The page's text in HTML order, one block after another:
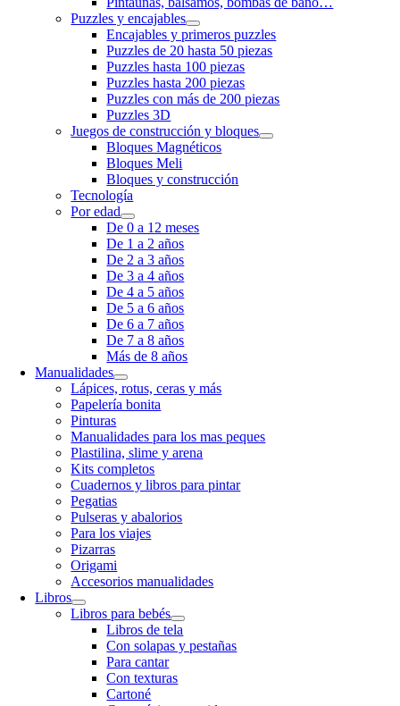
Puzzles y encajables
Encajables y primeros puzzles
Puzzles de 20 hasta 50 piezas
Puzzles hasta 100 piezas
Puzzles hasta 200 piezas
Puzzles con más de 200 piezas
Puzzles 3D
Juegos de construcción y bloques
Bloques Magnéticos
Bloques Meli
Bloques y construcción
Tecnología
Por edad
De 0 a 12 meses
De 1 a 2 años
De 2 a 3 años
De 3 a 4 años
De 4 a 5 años
De 5 a 6 años
De 6 a 7 años
De 7 a 8 años
Más de 8 años
Manualidades
Lápices, rotus, ceras y más
Papelería bonita
Pinturas
Manualidades para los mas peques
Plastilina, slime y arena
Kits completos
Cuadernos y libros para pintar
Pegatias
Pulseras y abalorios
Para los viajes
Pizarras
Origami
Accesorios manualidades
Libros
Libros para bebés
Libros de tela
Con solapas y pestañas
Para cantar
Con texturas
Cartoné